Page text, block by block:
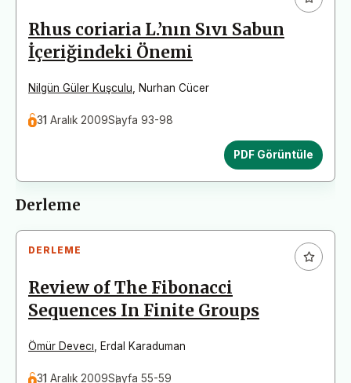
Rhus coriaria L.’nın Sıvı Sabun
İçeriğindeki Önemi
Nilgün Güler Kuşculu Nurhan Cücer
31 Aralık 2009Sayfa 93-98
PDF Görüntüle
Derleme
DERLEME
Review of The Fibonacci
Sequences In Finite Groups
Ömür Devecı Erdal Karaduman
31 Aralık 2009Sayfa 55-59